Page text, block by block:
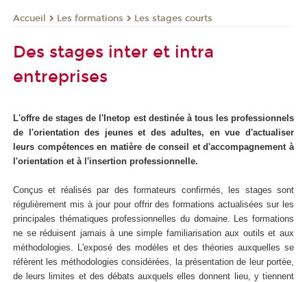
Accueil Les formations Les stages courts
Des stages inter et intra
entreprises
L'offre de stages de l'Inetop est destinée à tous les professionnels
de l'orientation des jeunes et des adultes, en vue d'actualiser
leurs compétences en matière de conseil et d'accompagnement à
l'orientation et à l'insertion professionnelle.
Conçus et réalisés par des formateurs confirmés, les stages sont
régulièrement mis à jour pour offrir des formations actualisées sur les
principales thématiques professionnelles du domaine. Les formations
ne se réduisent jamais à une simple familiarisation aux outils et aux
méthodologies. L'exposé des modèles et des théories auxquelles se
réfèrent les méthodologies considérées, la présentation de leur portée,
de leurs limites et des débats auxquels elles donnent lieu, y tiennent